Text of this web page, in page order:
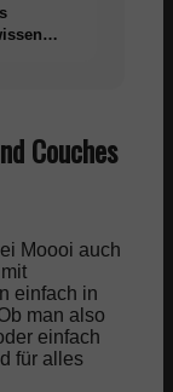
Couches
Moooi auch
einfach in
man also
einfach
für alles